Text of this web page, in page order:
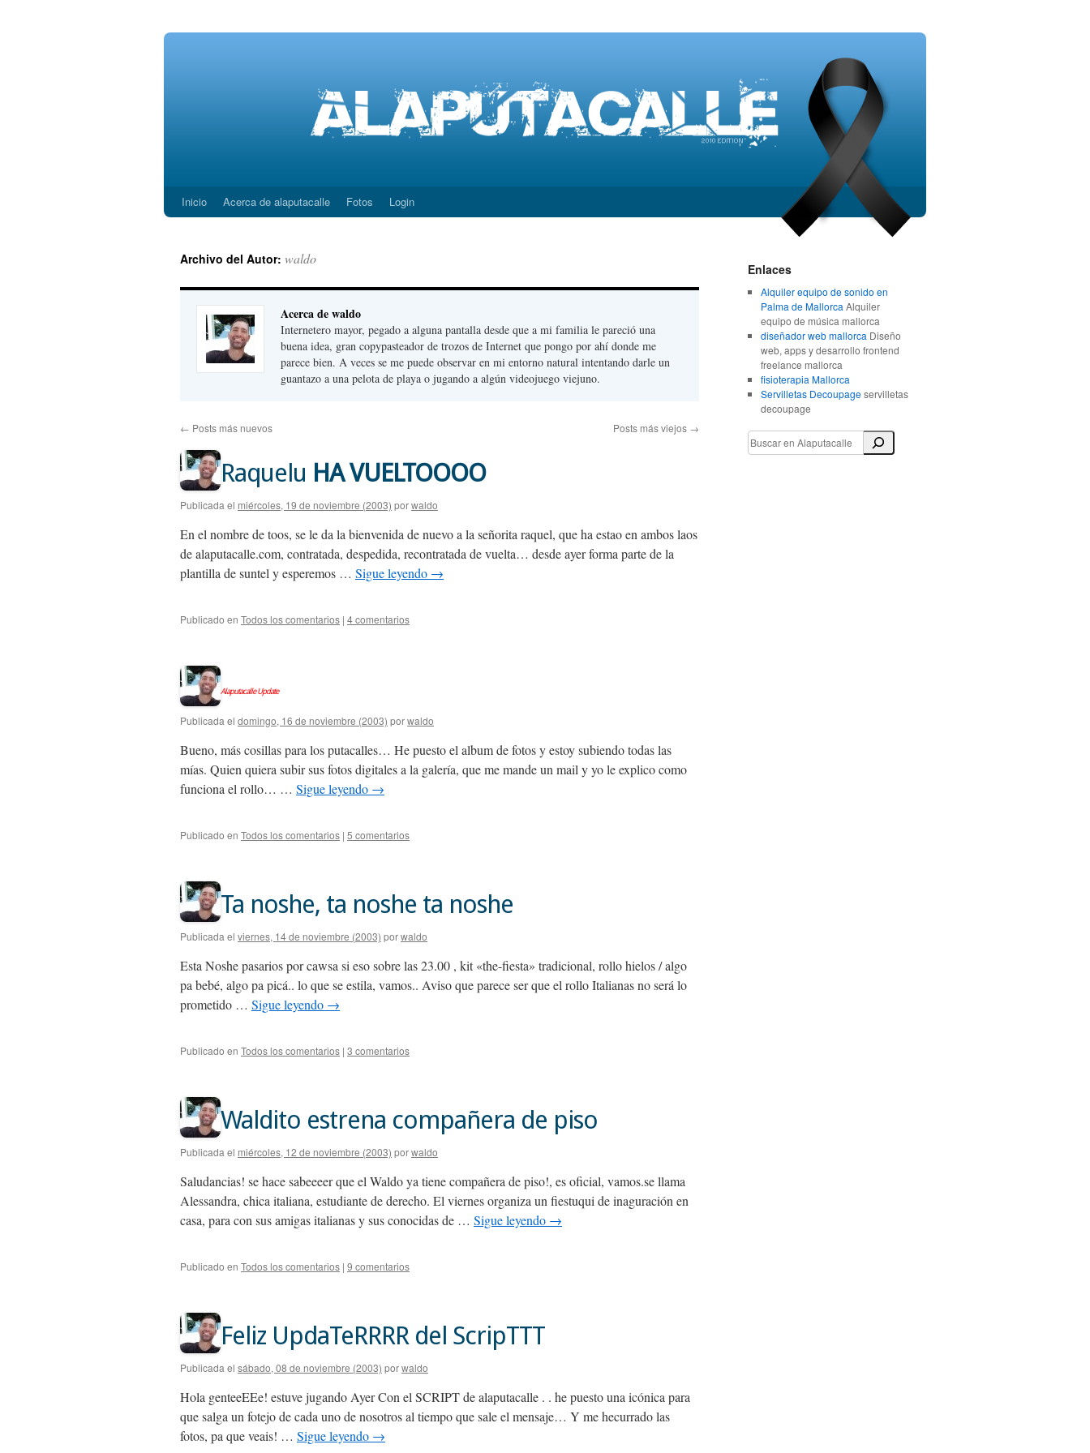
Saltar
contenido
Inicio Acerca de alaputacalle Fotos Login
Archivo del Autor: waldo
Acerca de waldo
Internetero mayor, pegado a alguna pantalla desde que a mi familia le pareció una
buena idea, gran copypasteador de trozos de Internet que pongo por ahí donde me
parece bien. A veces se me puede observar en mi entorno natural intentando darle un
guantazo a una pelota de playa o jugando a algún videojuego viejuno.
← Posts más nuevos Posts más viejos →
Raquelu HA VUELTOOOO
Publicada el miércoles, 19 de noviembre (2003) porwaldo
En el nombre de toos, se le da la bienvenida de nuevo a la señorita raquel, que ha estao en ambos laos
de alaputacalle.com, contratada, despedida, recontratada de vuelta… desde ayer forma parte de la
plantilla de suntel y esperemos … Sigue leyendo →
Publicado en Todos los comentarios | 4 comentarios
Alaputacalle Update
Publicada el domingo, 16 de noviembre (2003) porwaldo
Bueno, más cosillas para los putacalles… He puesto el album de fotos y estoy subiendo todas las
mías. Quien quiera subir sus fotos digitales a la galería, que me mande un mail y yo le explico como
funciona el rollo… … Sigue leyendo →
Publicado en Todos los comentarios | 5 comentarios
Ta noshe, ta noshe ta noshe
Publicada el viernes, 14 de noviembre (2003) porwaldo
Esta Noshe pasarios por cawsa si eso sobre las 23.00 , kit «the-fiesta» tradicional, rollo hielos / algo
pa bebé, algo pa picá.. lo que se estila, vamos.. Aviso que parece ser que el rollo Italianas no será lo
prometido … Sigue leyendo →
Publicado en Todos los comentarios | 3 comentarios
Waldito estrena compañera de piso
Publicada el miércoles, 12 de noviembre (2003) porwaldo
Saludancias! se hace sabeeeer que el Waldo ya tiene compañera de piso!, es oficial, vamos.se llama
Alessandra, chica italiana, estudiante de derecho. El viernes organiza un fiestuqui de inaguración en
casa, para con sus amigas italianas y sus conocidas de … Sigue leyendo →
Publicado en Todos los comentarios | 9 comentarios
Feliz UpdaTeRRRR del ScripTTT
Publicada el sábado, 08 de noviembre (2003) porwaldo
Hola genteeEEe! estuve jugando Ayer Con el SCRIPT de alaputacalle . . he puesto una icónica para
que salga un fotejo de cada uno de nosotros al tiempo que sale el mensaje… Y me hecurrado las
fotos, pa que veais! … Sigue leyendo →
Enlaces
Alquiler equipo de sonido en
Palma de Mallorca Alquiler
equipo de música mallorca
diseñador web mallorca Diseño
web, apps y desarrollo frontend
freelance mallorca
fisioterapia Mallorca
Servilletas Decoupageservilletas
decoupage